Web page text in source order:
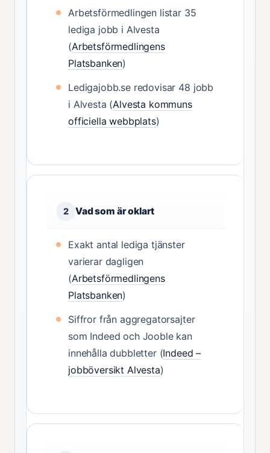
Arbetsförmedlingen listar 35
lediga jobb i Alvesta
(Arbetsförmedlingens
Platsbanken)
Ledigajobb.se redovisar 48 jobb
i Alvesta (Alvesta kommuns
officiella webbplats)
2 Vad som är oklart
Exakt antal lediga tjänster
varierar dagligen
(Arbetsförmedlingens
Platsbanken)
Siffror från aggregatorsajter
som Indeed och Jooble kan
innehålla dubbletter (Indeed –
jobböversikt Alvesta)